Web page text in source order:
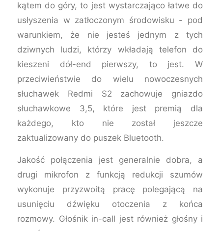
kątem do góry, to jest wystarczająco łatwe do
usłyszenia w zatłoczonym środowisku - pod
warunkiem, że nie jesteś jednym z tych
dziwnych ludzi, którzy wkładają telefon do
kieszeni dół-end pierwszy, to jest. W
przeciwieństwie do wielu nowoczesnych
słuchawek Redmi S2 zachowuje gniazdo
słuchawkowe 3,5, które jest premią dla
każdego, kto nie został jeszcze
zaktualizowany do puszek Bluetooth.
Jakość połączenia jest generalnie dobra, a
drugi mikrofon z funkcją redukcji szumów
wykonuje przyzwoitą pracę polegającą na
usunięciu dźwięku otoczenia z końca
rozmowy. Głośnik in-call jest również głośny i